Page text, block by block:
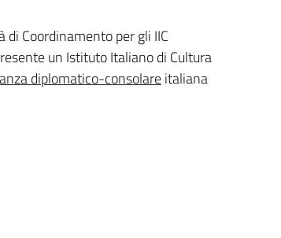
di Coordinamento per gli IIC
un Istituto Italiano di Cultura
diplomatico-consolareitaliana